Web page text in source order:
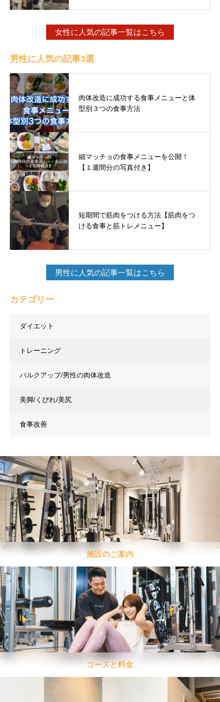
女性に人気の記事一覧はこちら
男性に人気の記事3選
肉体改造に成功する食事メニューと体
型別３つの食事方法
細マッチョの食事メニューを公開！
【１週間分の写真付き】
短期間で筋肉をつける方法【筋肉をつ
ける食事と筋トレメニュー】
男性に人気の記事一覧はこちら
カテゴリー
ダイエット
トレーニング
バルクアップ/男性の肉体改造
美脚/くびれ/美尻
食事改善
施設のご案内
コースと料金